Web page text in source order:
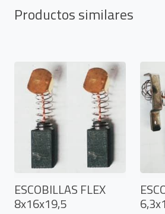
Productos similares
ESCOBILLAS FLEX
8x16x19,5